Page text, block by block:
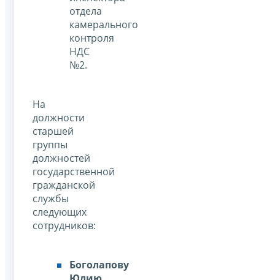
отдела
камерального
контроля
НДС
№2.
На
должности
старшей
группы
должностей
государственной
гражданской
службы
следующих
сотрудников:
Боголапову